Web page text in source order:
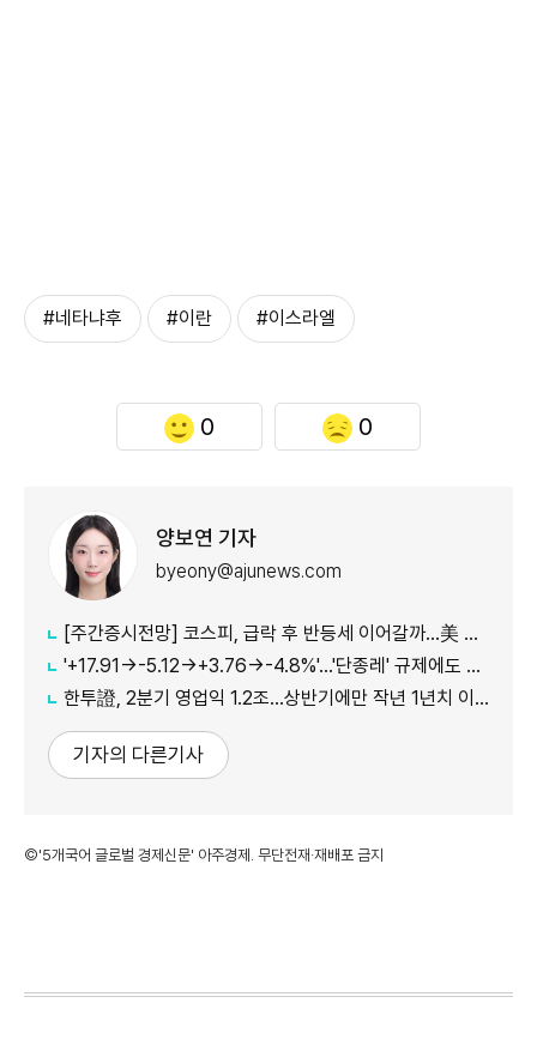
#네타냐후 #이란 #이스라엘
0 0
양보연 기자
byeony@ajunews.com
[주간증시전망] 코스피, 급락 후 반등세 이어갈까…美 CPI·외국인 수급 '촉각'
'+17.91→-5.12→+3.76→-4.8%'…'단종레' 규제에도 여전히 롤러코스터 타는 코스피
한투證, 2분기 영업익 1.2조…상반기에만 작년 1년치 이익만큼 벌었다
기자의 다른기사
©'5개국어 글로벌 경제신문' 아주경제. 무단전재·재배포 금지